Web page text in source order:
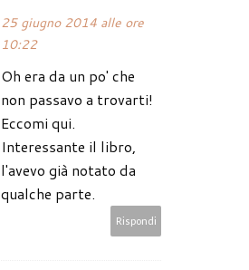
25 giugno 2014 alle ore
10:22
Oh era da un po' che
non passavo a trovarti!
Eccomi qui.
Interessante il libro,
l'avevo già notato da
qualche parte.
Rispondi